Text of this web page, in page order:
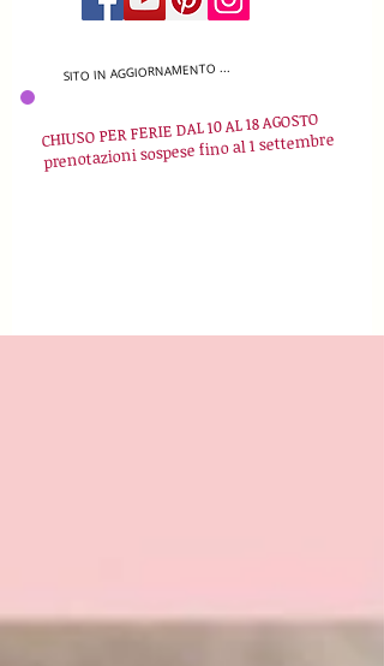
SITO IN AGGIORNAMENTO ...
CHIUSO PER FERIE DAL 10 AL 18 AGOSTO
prenotazioni sospese fino al 1 settembre